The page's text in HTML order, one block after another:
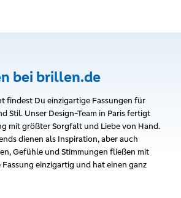
bei brillen.de
findest Du einzigartige Fassungen für
Stil. Unser Design-Team in Paris fertigt
mit größter Sorgfalt und Liebe von Hand.
dienen als Inspiration, aber auch
Gefühle und Stimmungen fließen mit
einzigartig und hat einen ganz